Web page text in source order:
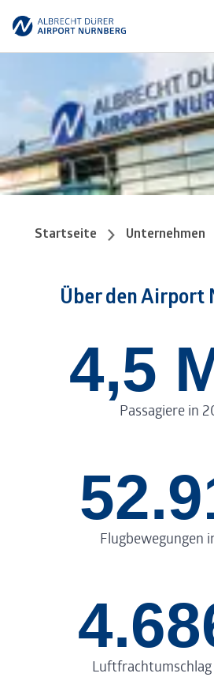
Startseite Unternehmen
Über den Airport
4,5
Passagiere in
Flugbewegungen